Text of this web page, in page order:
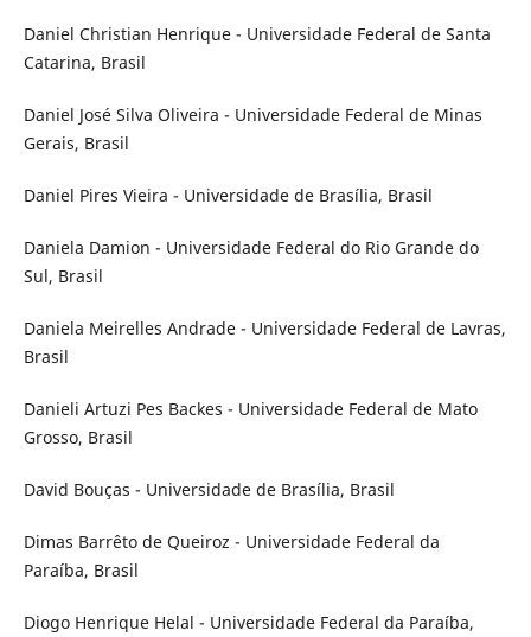
Daniel Christian Henrique - Universidade Federal de Santa
Catarina, Brasil
Daniel José Silva Oliveira - Universidade Federal de Minas
Gerais, Brasil
Daniel Pires Vieira - Universidade de Brasília, Brasil
Daniela Damion - Universidade Federal do Rio Grande do
Sul, Brasil
Daniela Meirelles Andrade - Universidade Federal de Lavras,
Brasil
Danieli Artuzi Pes Backes - Universidade Federal de Mato
Grosso, Brasil
David Bouças - Universidade de Brasília, Brasil
Dimas Barrêto de Queiroz - Universidade Federal da
Paraíba, Brasil
Diogo Henrique Helal - Universidade Federal da Paraíba,